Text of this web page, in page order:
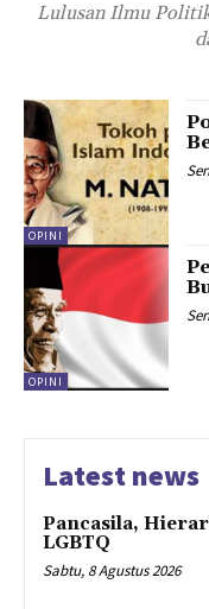
Lulusan Ilmu
OPINI
OPINI
Latest news
Pancasila,
LGBTQ
Sabtu, 8 Agustus 2026